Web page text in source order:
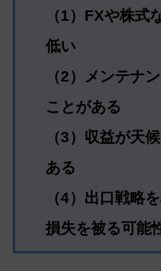
（1）FXや株式
低い
（2）メンテナ
ことがある
（3）収益が天
ある
（4）出口戦略
損失を被る可能